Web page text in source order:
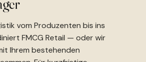
vom Produzenten bis ins
FMCG Retail — oder wir
Ihrem bestehenden